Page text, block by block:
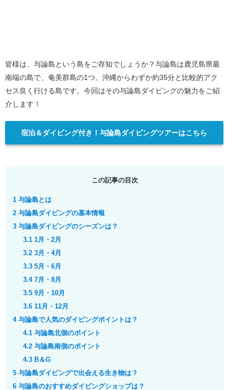
皆様は、与論島という島をご存知でしょうか？与論島は鹿児島県最
南端の島で、奄美群島の1つ。沖縄からわずか約35分と比較的アク
セス良く行ける島です。今回はその与論島ダイビングの魅力をご紹
介します！
宿泊＆ダイビング付き！与論島ダイビングツアーはこちら
この記事の目次
1 与論島とは
2 与論島ダイビングの基本情報
3 与論島ダイビングのシーズンは？
3.11月・2月
3.23月・4月
3.35月・6月
3.47月・8月
3.59月・10月
3.611月・12月
4与論島で人気のダイビングポイントは？
4.1与論島北側のポイント
4.2与論島南側のポイント
4.3B＆G
5 与論島ダイビングで出会える生き物は？
6 与論島のおすすめダイビングショップは？